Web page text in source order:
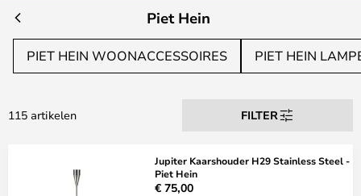
Piet Hein
PIET HEIN WOONACCESSOIRES PIET HEIN
115 artikelen FILTER
Jupiter Kaarshouder H29 Stainless Steel -
Piet Hein
€ 75,00